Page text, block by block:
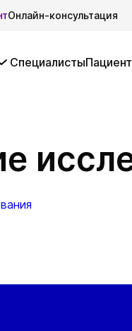
Онлайн-консультация
Специалисты